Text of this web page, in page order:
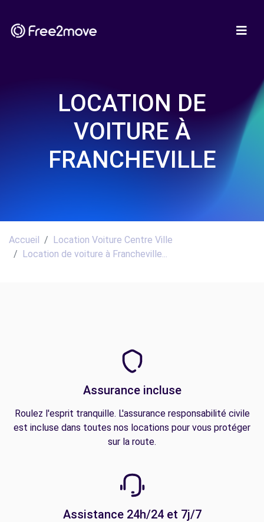
LOCATION DE
VOITURE À
FRANCHEVILLE
Accueil
Location Voiture Centre Ville
Location de voiture à Francheville...
Assurance incluse
Roulez l'esprit tranquille. L'assurance responsabilité civile
est incluse dans toutes nos locations pour vous protéger
sur la route.
Assistance 24h/24 et 7j/7